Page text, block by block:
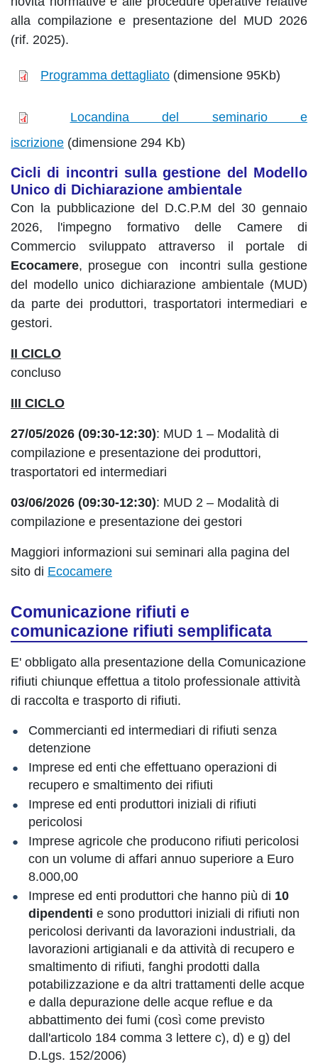
alla compilazione e presentazione del MUD 2026
(rif. 2025).
Programma dettagliato (dimensione 95Kb)
Locandina del seminario e
iscrizione (dimensione 294 Kb)
Cicli di incontri sulla gestione del Modello
Unico di Dichiarazione ambientale
Con la pubblicazione del D.C.P.M del 30 gennaio
2026, l'impegno formativo delle Camere di
Commercio sviluppato attraverso il portale di
Ecocamere, prosegue con
incontri sulla gestione
del modello unico dichiarazione ambientale (MUD)
da parte dei produttori, trasportatori intermediari e
gestori.
II CICLO
concluso
III CICLO
27/05/2026 (09:30-12:30): MUD 1 – Modalità di
compilazione e presentazione dei produttori,
trasportatori ed intermediari
03/06/2026 (09:30-12:30): MUD 2 – Modalità di
compilazione e presentazione dei gestori
Maggiori informazioni sui seminari alla pagina del
sito di Ecocamere
Comunicazione rifiuti e
comunicazione rifiuti semplificata
E' obbligato alla presentazione della Comunicazione
rifiuti chiunque effettua a titolo professionale attività
di raccolta e trasporto di rifiuti.
Commercianti ed intermediari di rifiuti senza
detenzione
Imprese ed enti che effettuano operazioni di
recupero e smaltimento dei rifiuti
Imprese ed enti produttori iniziali di rifiuti
pericolosi
Imprese agricole che producono rifiuti pericolosi
con un volume di affari annuo superiore a Euro
8.000,00
Imprese ed enti produttori che hanno più di 10
dipendenti e sono produttori iniziali di rifiuti non
pericolosi derivanti da lavorazioni industriali, da
lavorazioni artigianali e da attività di recupero e
smaltimento di rifiuti, fanghi prodotti dalla
potabilizzazione e da altri trattamenti delle acque
e dalla depurazione delle acque reflue e da
abbattimento dei fumi (così come previsto
dall'articolo 184 comma 3 lettere c), d) e g) del
D.Lgs. 152/2006)